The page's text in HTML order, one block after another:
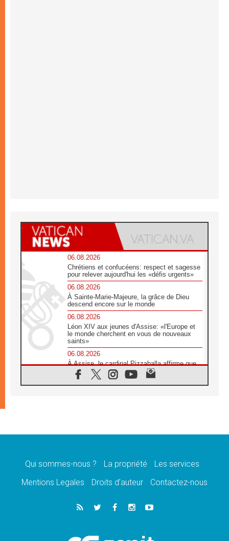
06.08.2026
Chrétiens et confucéens: respect et sagesse
pour relever aujourd'hui les «défis urgents»
06.08.2026
À Sainte-Marie-Majeure, la grâce de Dieu
descend encore sur le monde
06.08.2026
Léon XIV aux jeunes d'Assise: «l'Europe et
le monde cherchent en vous de nouveaux
saints»
06.08.2026
À Assise, le cardinal Pizzaballa affirme que
«les chrétiens veulent la paix»
06.08.2026
message de paix et de dignité humaine»
«La visite du Pape en Uruguay renforcera
05.08.2026
Le nonce en Ukraine: «Il est inquiétant
Qui sommes-nous ? La propriété
Les services
Mentions Legales
Droits d’auteur Contactez-nous